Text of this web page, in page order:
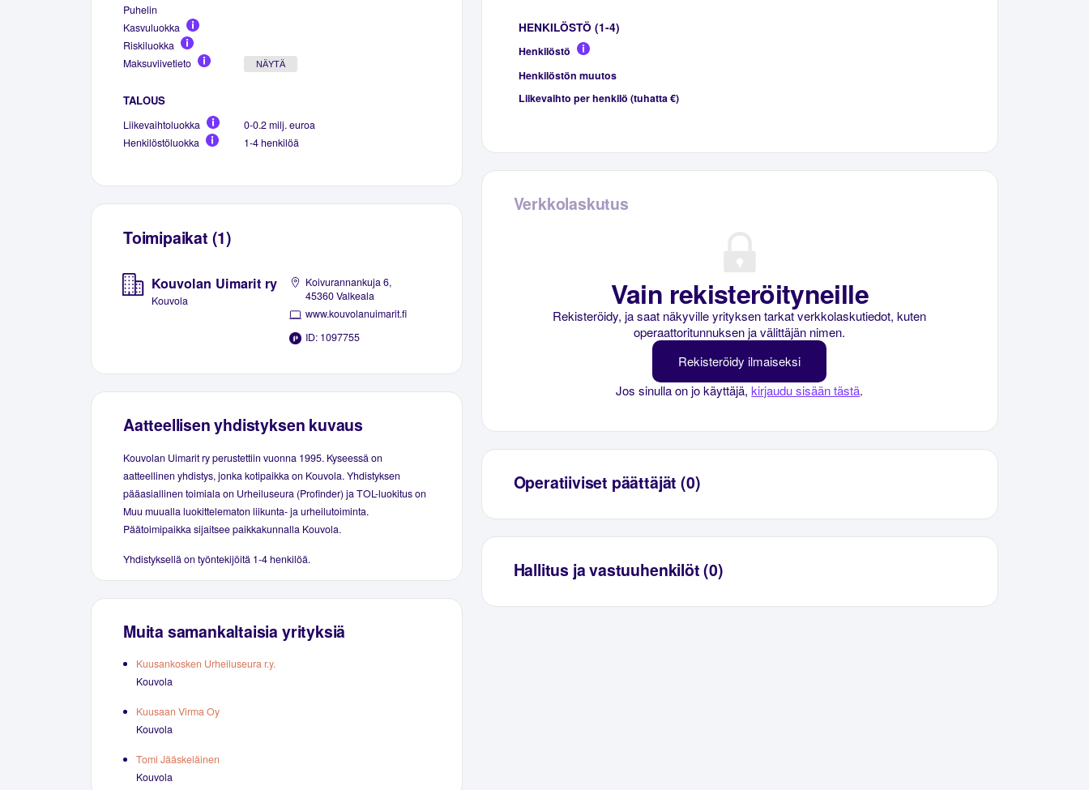
Puhelin
Kasvuluokka
Riskiluokka
Maksuviivetieto
NÄYTÄ
TALOUS
Liikevaihtoluokka
0-0.2 milj. euroa
Henkilöstöluokka
1-4 henkilöä
Toimipaikat (1)
Kouvolan Uimarit ry
Kouvola
Koivurannankuja 6,
45360 Valkeala
www.kouvolanuimarit.fi
ID: 1097755
Aatteellisen yhdistyksen kuvaus
Kouvolan Uimarit ry perustettiin vuonna 1995. Kyseessä on
aatteellinen yhdistys, jonka kotipaikka on Kouvola. Yhdistyksen
pääasiallinen toimiala on Urheiluseura (Profinder) ja TOL-luokitus on
Muu muualla luokittelematon liikunta- ja urheilutoiminta.
Päätoimipaikka sijaitsee paikkakunnalla Kouvola.
Yhdistyksellä on työntekijöitä 1-4 henkilöä.
Muita samankaltaisia yrityksiä
Kuusankosken Urheiluseura r.y.
Kouvola
Kuusaan Virma Oy
Kouvola
Tomi Jääskeläinen
Kouvola
HENKILÖSTÖ (1-4)
Henkilöstö
Henkilöstön muutos
Liikevaihto per henkilö (tuhatta €)
Verkkolaskutus
Vain rekisteröityneille
Rekisteröidy, ja saat näkyville yrityksen tarkat verkkolaskutiedot, kuten
operaattoritunnuksen ja välittäjän nimen.
Rekisteröidy ilmaiseksi
Jos sinulla on jo käyttäjä,kirjaudu sisään tästä.
Operatiiviset päättäjät (0)
Hallitus ja vastuuhenkilöt (0)